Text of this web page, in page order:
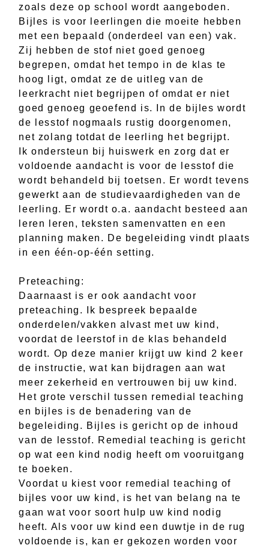
zoals deze op school wordt aangeboden.
Bijles is voor leerlingen die moeite hebben
met een bepaald (onderdeel van een) vak.
Zij hebben de stof niet goed genoeg
begrepen, omdat het tempo in de klas te
hoog ligt, omdat ze de uitleg van de
leerkracht niet begrijpen of omdat er niet
goed genoeg geoefend is. In de bijles wordt
de lesstof nogmaals rustig doorgenomen,
net zolang totdat de leerling het begrijpt.
Ik ondersteun bij huiswerk en zorg dat er
voldoende aandacht is voor de lesstof die
wordt behandeld bij toetsen. Er wordt tevens
gewerkt aan de studievaardigheden van de
leerling. Er wordt o.a. aandacht besteed aan
leren leren, teksten samenvatten en een
planning maken. De begeleiding vindt plaats
in een één-op-één setting.
Preteaching:
Daarnaast is er ook aandacht voor
preteaching. Ik bespreek bepaalde
onderdelen/vakken alvast met uw kind,
voordat de leerstof in de klas behandeld
wordt. Op deze manier krijgt uw kind 2 keer
de instructie, wat kan bijdragen aan wat
meer zekerheid en vertrouwen bij uw kind.
Het grote verschil tussen remedial teaching
en bijles is de benadering van de
begeleiding. Bijles is gericht op de inhoud
van de lesstof. Remedial teaching is gericht
op wat een kind nodig heeft om vooruitgang
te boeken.
Voordat u kiest voor remedial teaching of
bijles voor uw kind, is het van belang na te
gaan wat voor soort hulp uw kind nodig
heeft. Als voor uw kind een duwtje in de rug
voldoende is, kan er gekozen worden voor